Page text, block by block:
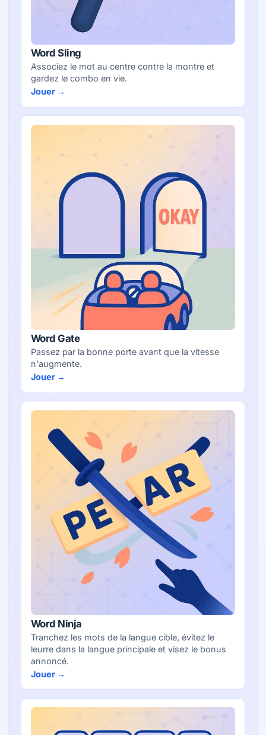
Word Sling
Associez le mot au centre contre la montre et
gardez le combo en vie.
Jouer →
Word Gate
Passez par la bonne porte avant que la vitesse
n'augmente.
Jouer →
Word Ninja
Tranchez les mots de la langue cible, évitez le
leurre dans la langue principale et visez le bonus
annoncé.
Jouer →